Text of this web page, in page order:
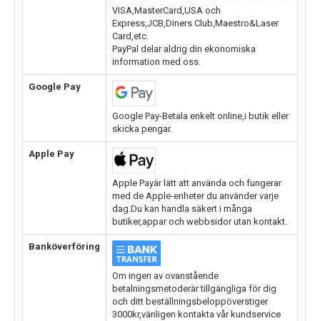
VISA,MasterCard,USA och
Express,JCB,Diners Club,Maestro&Laser
Card,etc.
PayPal delar aldrig din ekonomiska
information med oss.
Google Pay
Google Pay-Betala enkelt online,i butik eller
skicka pengar.
Apple Pay
Apple Payär lätt att använda och fungerar
med de Apple-enheter du använder varje
dag.Du kan handla säkert i många
butiker,appar och webbsidor utan kontakt.
Banköverföring
Om ingen av ovanstående
betalningsmetoderär tillgängliga för dig
och ditt beställningsbeloppöverstiger
3000kr,vänligen kontakta vår kundservice